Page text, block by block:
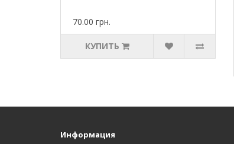
70.00 грн.
КУПИТЬ
Информация